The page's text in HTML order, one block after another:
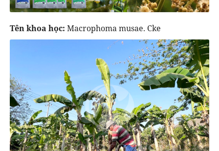
Tên khoa học: Macrophoma musae. Cke